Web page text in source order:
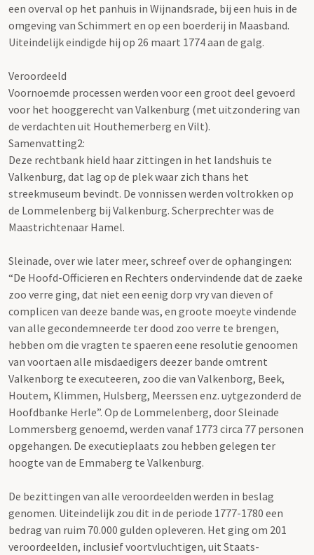
een overval op het panhuis in Wijnandsrade, bij een huis in de
omgeving van Schimmert en op een boerderij in Maasband.
Uiteindelijk eindigde hij op 26 maart 1774 aan de galg.
Veroordeeld
Voornoemde processen werden voor een groot deel gevoerd
voor het hooggerecht van Valkenburg (met uitzondering van
de verdachten uit Houthemerberg en Vilt).
Samenvatting2:
Deze rechtbank hield haar zittingen in het landshuis te
Valkenburg, dat lag op de plek waar zich thans het
streekmuseum bevindt. De vonnissen werden voltrokken op
de Lommelenberg bij Valkenburg. Scherprechter was de
Maastrichtenaar Hamel.
Sleinade, over wie later meer, schreef over de ophangingen:
“De Hoofd-Officieren en Rechters ondervindende dat de zaeke
zoo verre ging, dat niet een eenig dorp vry van dieven of
complicen van deeze bande was, en groote moeyte vindende
van alle gecondemneerde ter dood zoo verre te brengen,
hebben om die vragten te spaeren eene resolutie genoomen
van voortaen alle misdaedigers deezer bande omtrent
Valkenborg te executeeren, zoo die van Valkenborg, Beek,
Houtem, Klimmen, Hulsberg, Meerssen enz. uytgezonderd de
Hoofdbanke Herle”. Op de Lommelenberg, door Sleinade
Lommersberg genoemd, werden vanaf 1773 circa 77 personen
opgehangen. De executieplaats zou hebben gelegen ter
hoogte van de Emmaberg te Valkenburg.
De bezittingen van alle veroordeelden werden in beslag
genomen. Uiteindelijk zou dit in de periode 1777-1780 een
bedrag van ruim 70.000 gulden opleveren. Het ging om 201
veroordeelden, inclusief voortvluchtigen, uit Staats-